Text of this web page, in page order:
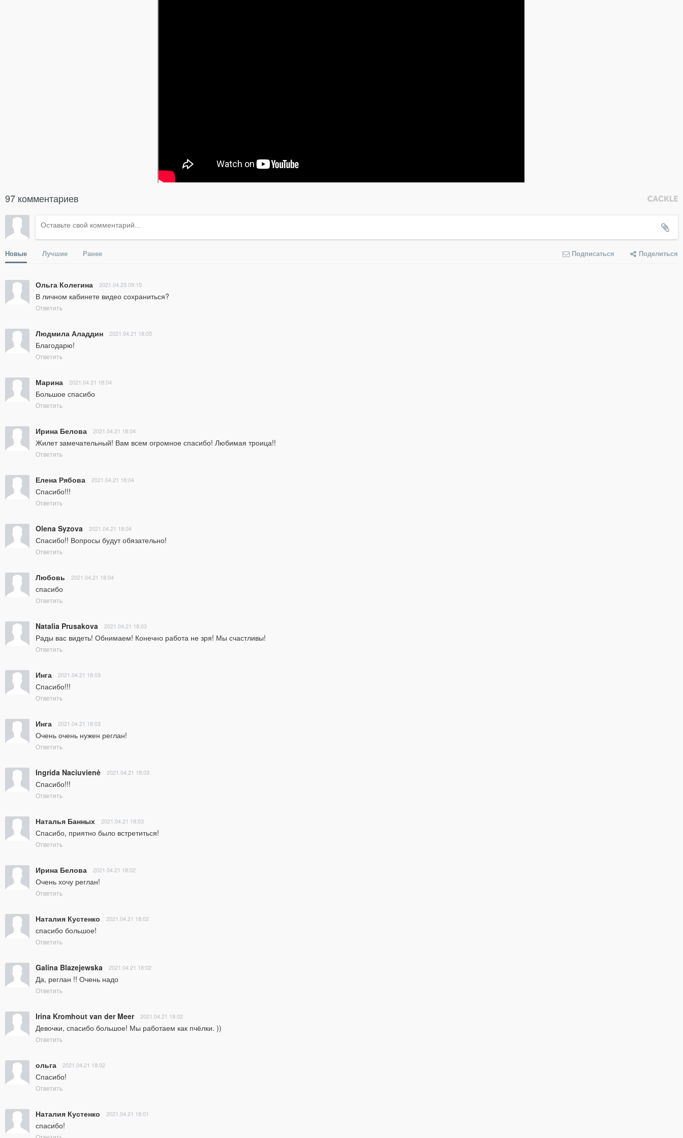
97 комментариев
Новые Лучшие Ранее Подписаться Поделиться
Ольга Колегина 2021.04.23 09:15
В личном кабинете видео сохраниться?
Ответить
Людмила Аладдин 2021.04.21 18:05
Благодарю!
Ответить
Марина 2021.04.21 18:04
Большое спасибо
Ответить
Ирина Белова 2021.04.21 18:04
Жилет замечательный! Вам всем огромное спасибо! Любимая троица!!
Ответить
Елена Рябова 2021.04.21 18:04
Спасибо!!!
Ответить
Olena Syzova 2021.04.21 18:04
Спасибо!! Вопросы будут обязательно!
Ответить
Любовь 2021.04.21 18:04
спасибо
Ответить
Natalia Prusakova 2021.04.21 18:03
Рады вас видеть! Обнимаем! Конечно работа не зря! Мы счастливы!
Ответить
Инга 2021.04.21 18:03
Спасибо!!!
Ответить
Инга 2021.04.21 18:03
Очень очень нужен реглан!
Ответить
Ingrida Naciuvienė 2021.04.21 18:03
Спасибо!!!
Ответить
Наталья Банных 2021.04.21 18:03
Спасибо, приятно было встретиться!
Ответить
Ирина Белова 2021.04.21 18:02
Очень хочу реглан!
Ответить
Наталия Кустенко 2021.04.21 18:02
спасибо большое!
Ответить
Galina Blazejewska 2021.04.21 18:02
Да, реглан !! Очень надо
Ответить
Irina Kromhout van der Meer 2021.04.21 18:02
Девочки, спасибо большое! Мы работаем как пчёлки. ))
Ответить
ольга 2021.04.21 18:02
Спасибо!
Ответить
Наталия Кустенко 2021.04.21 18:01
спасибо!